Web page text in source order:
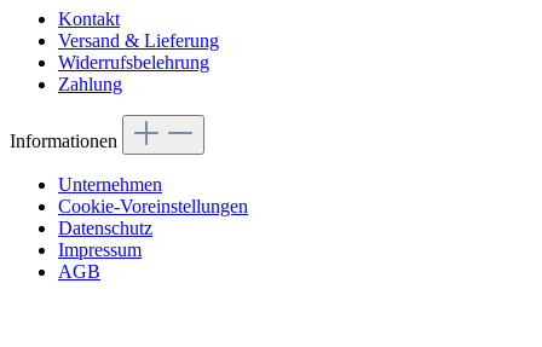
Kontakt
Versand & Lieferung
Widerrufsbelehrung
Zahlung
Informationen
Unternehmen
Cookie-Voreinstellungen
Datenschutz
Impressum
AGB